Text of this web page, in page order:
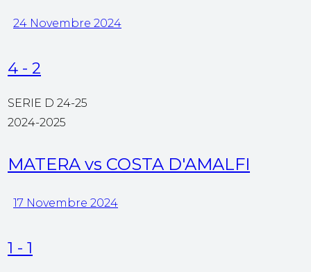
24 Novembre 2024
4 - 2
SERIE D 24-25
2024-2025
MATERA vs COSTA D'AMALFI
17 Novembre 2024
1 - 1